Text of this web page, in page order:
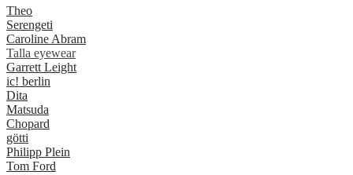
Theo
Serengeti
Caroline Abram
Talla eyewear
Garrett Leight
ic! berlin
Dita
Matsuda
Chopard
götti
Philipp Plein
Tom Ford